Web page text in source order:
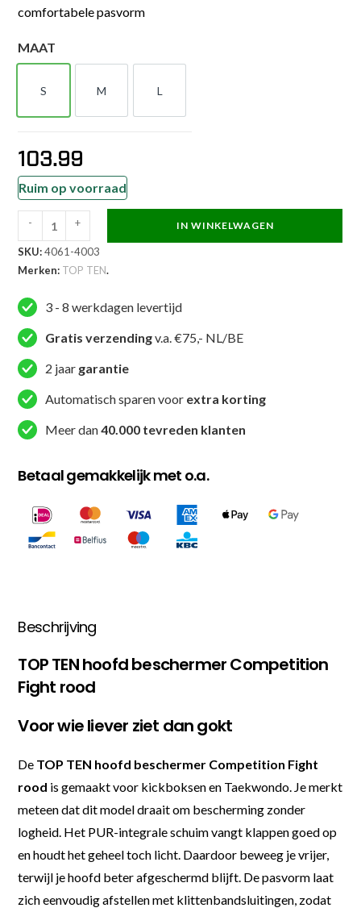
comfortabele pasvorm
MAAT
S
S
M
M
L
L
103.99
Ruim op voorraad
TEN
Hoofdbeschermer
Competition
Fight
Rood
aantal
- + IN WINKELWAGEN
SKU:4061-4003
Merken: TOP TEN.
3 - 8 werkdagen levertijd
Gratis verzendingv.a. €75,- NL/BE
2 jaar garantie
Automatisch sparen voor extra korting
Meer dan40.000 tevreden klanten
Betaal gemakkelijk met o.a.
Beschrijving
TOP TEN hoofd beschermer Competition
Fight rood
Voor wie liever ziet dan gokt
De TOP TEN hoofd beschermer Competition Fight
rood is gemaakt voor kickboksen en Taekwondo. Je merkt
meteen dat dit model draait om bescherming zonder
logheid. Het PUR-integrale schuim vangt klappen goed op
en houdt het geheel toch licht. Daardoor beweeg je vrijer,
terwijl je hoofd beter afgeschermd blijft. De pasvorm laat
zich eenvoudig afstellen met klittenbandsluitingen, zodat